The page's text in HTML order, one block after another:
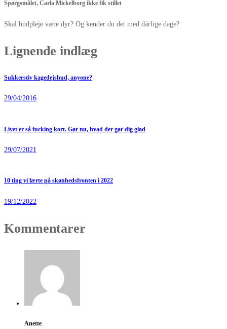
Spørgsmålet, Carla Mickelborg ikke fik stillet
Skal hudpleje være dyr? Og kender du det med dårlige dage?
Lignende indlæg
Sukkerstiv kagedejshud, anyone?
29/04/2016
Livet er så fucking kort. Gør nu, hvad der gør dig glad
29/07/2021
10 ting vi lærte på skønhedsfronten i 2022
19/12/2022
Kommentarer
Anette